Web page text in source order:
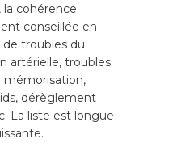
la cohérence
conseillée en
de troubles du
artérielle, troubles
mémorisation,
dérèglement
La liste est longue